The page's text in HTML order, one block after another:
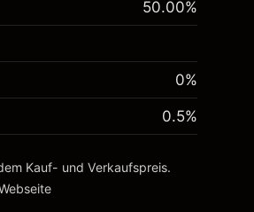
50.00%
0%
0.5%
Kauf- und Verkaufspreis.